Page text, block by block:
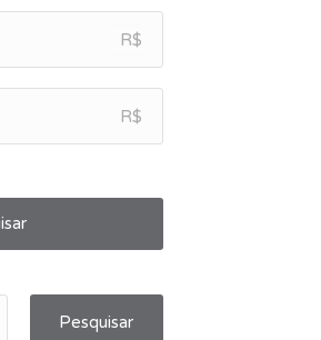
R$
R$
Pesquisar